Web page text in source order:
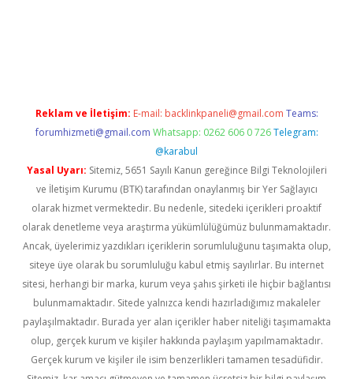
Reklam ve İletişim: E-mail: backlinkpaneli@gmail.com Teams:
forumhizmeti@gmail.com Whatsapp: 0262 606 0 726 Telegram:
@karabul
Yasal Uyarı: Sitemiz, 5651 Sayılı Kanun gereğince Bilgi Teknolojileri
ve İletişim Kurumu (BTK) tarafından onaylanmış bir Yer Sağlayıcı
olarak hizmet vermektedir. Bu nedenle, sitedeki içerikleri proaktif
olarak denetleme veya araştırma yükümlülüğümüz bulunmamaktadır.
Ancak, üyelerimiz yazdıkları içeriklerin sorumluluğunu taşımakta olup,
siteye üye olarak bu sorumluluğu kabul etmiş sayılırlar. Bu internet
sitesi, herhangi bir marka, kurum veya şahıs şirketi ile hiçbir bağlantısı
bulunmamaktadır. Sitede yalnızca kendi hazırladığımız makaleler
paylaşılmaktadır. Burada yer alan içerikler haber niteliği taşımamakta
olup, gerçek kurum ve kişiler hakkında paylaşım yapılmamaktadır.
Gerçek kurum ve kişiler ile isim benzerlikleri tamamen tesadüfidir.